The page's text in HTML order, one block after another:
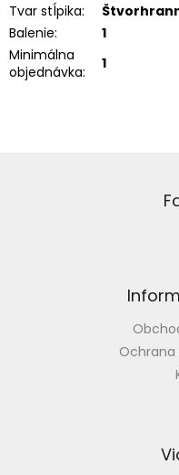
Tvar stĺpika:
Balenie:
1
Minimálna
objednávka: 1